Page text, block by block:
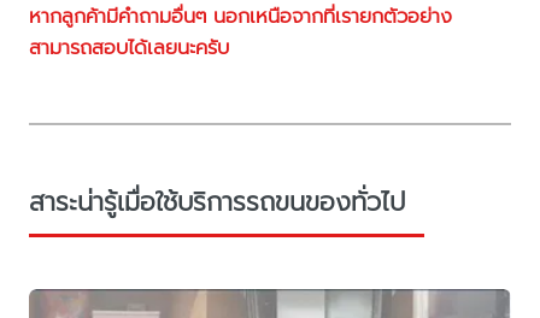
หากลูกค้ามีคำถามอื่นๆ นอกเหนือจากที่เรายกตัวอย่าง
สามารถสอบได้เลยนะครับ
สาระน่ารู้เมื่อใช้บริการรถขนของทั่วไป